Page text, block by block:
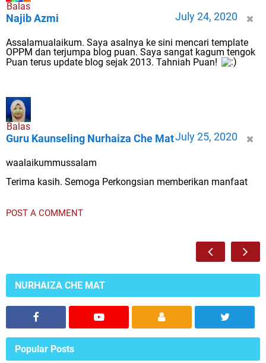
Balas
Najib Azmi July 24, 2020
Assalamualaikum. Saya asalnya ke sini mencari template
OPPM dan terjumpa blog puan. Saya sangat kagum tengok
Puan terus update blog sejak 2013. Tahniah Puan!
Balas
Guru Kaunseling Nurhaiza Che MatJuly 25, 2020
waalaikummussalam
Terima kasih. Semoga Perkongsian memberikan manfaat
POST A COMMENT
NURHAIZA CHE MAT
Popular Posts